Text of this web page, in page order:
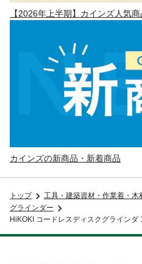
【2026年上半期】カインズ人気
カインズの新商品・新着商品
トップ 工具・建築資材・作業着・木
グラインダー
HiKOKI コードレスディスクグライン